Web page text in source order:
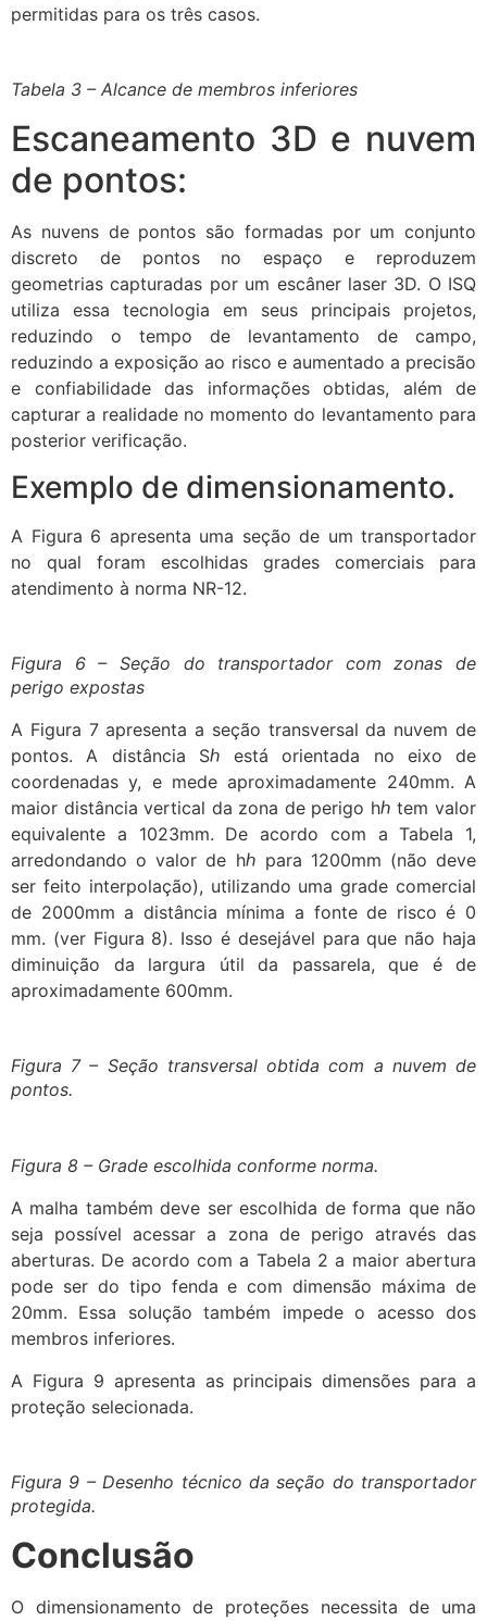
permitidas para os três casos.
Tabela 3 – Alcance de membros inferiores
Escaneamento 3D e nuvem
de pontos:
As nuvens de pontos são formadas por um conjunto
discreto de pontos no espaço e reproduzem
geometrias capturadas por um escâner laser 3D. O ISQ
utiliza essa tecnologia em seus principais projetos,
reduzindo o tempo de levantamento de campo,
reduzindo a exposição ao risco e aumentado a precisão
e confiabilidade das informações obtidas, além de
capturar a realidade no momento do levantamento para
posterior verificação.
Exemplo de dimensionamento.
A Figura 6 apresenta uma seção de um transportador
no qual foram escolhidas grades comerciais para
atendimento à norma NR-12.
Figura 6 – Seção do transportador com zonas de
perigo expostas
A Figura 7 apresenta a seção transversal da nuvem de
pontos. A distância Sℎ está orientada no eixo de
coordenadas y, e mede aproximadamente 240mm. A
maior distância vertical da zona de perigo hℎ tem valor
equivalente a 1023mm. De acordo com a Tabela 1,
arredondando o valor de hℎ para 1200mm (não deve
ser feito interpolação), utilizando uma grade comercial
de 2000mm a distância mínima a fonte de risco é 0
mm. (ver Figura 8). Isso é desejável para que não haja
diminuição da largura útil da passarela, que é de
aproximadamente 600mm.
Figura 7 – Seção transversal obtida com a nuvem de
pontos.
Figura 8 – Grade escolhida conforme norma.
A malha também deve ser escolhida de forma que não
seja possível acessar a zona de perigo através das
aberturas. De acordo com a Tabela 2 a maior abertura
pode ser do tipo fenda e com dimensão máxima de
20mm. Essa solução também impede o acesso dos
membros inferiores.
A Figura 9 apresenta as principais dimensões para a
proteção selecionada.
Figura 9 – Desenho técnico da seção do transportador
protegida.
Conclusão
O dimensionamento de proteções necessita de uma